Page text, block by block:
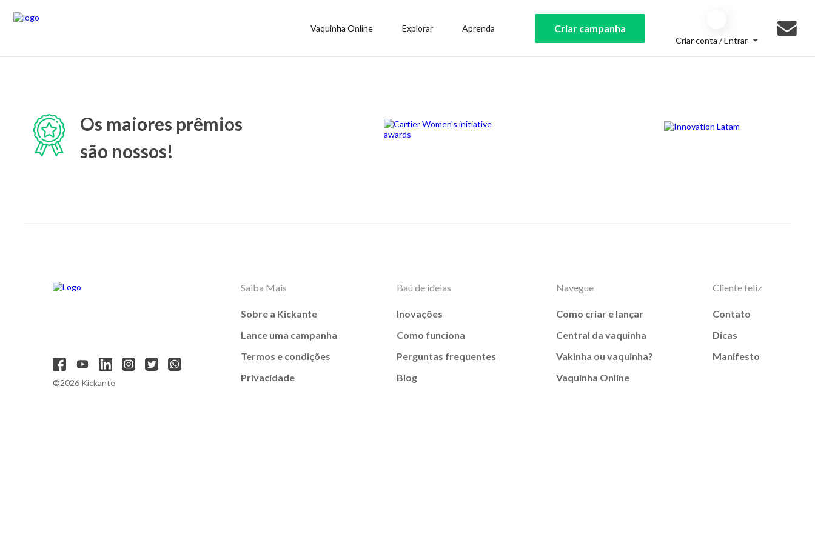
Vaquinha Online Explorar Aprenda Criar campanha
Criar conta / Entrar
Os maiores prêmios
são nossos!
©2026 Kickante
Saiba Mais
Sobre a Kickante
Lance uma campanha
Termos e condições
Privacidade
Baú de ideias
Inovações
Como funciona
Perguntas frequentes
Blog
Navegue
Como criar e lançar
Central da vaquinha
Vakinha ou vaquinha?
Vaquinha Online
Cliente feliz
Contato
Dicas
Manifesto